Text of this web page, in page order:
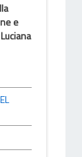
e